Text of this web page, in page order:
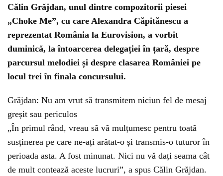
Călin Grăjdan, unul dintre compozitorii piesei
„Choke Me”, cu care Alexandra Căpitănescu a
reprezentat România la Eurovision, a vorbit
duminică, la întoarcerea delegației în țară, despre
parcursul melodiei și despre clasarea României pe
locul trei în finala concursului.
Grăjdan: Nu am vrut să transmitem niciun fel de mesaj
greșit sau periculos
„În primul rând, vreau să vă mulțumesc pentru toată
susținerea pe care ne-ați arătat-o și transmis-o tuturor în
perioada asta. A fost minunat. Nici nu vă dați seama cât
de mult contează aceste lucruri”, a spus Călin Grăjdan.